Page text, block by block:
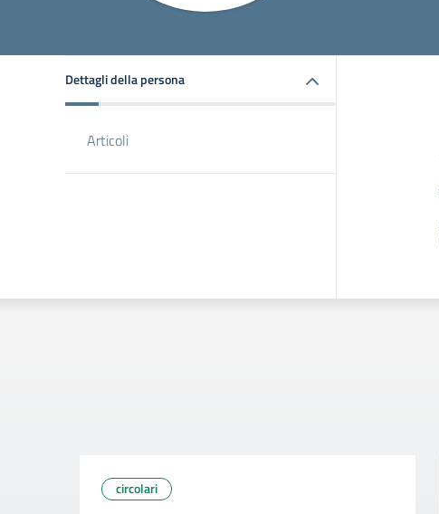
Dettagli della persona
Articoli
circolari